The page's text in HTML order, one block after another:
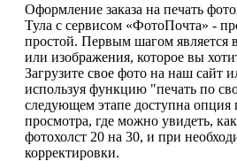
Оформление заказа на печать
Тула с сервисом «ФотоПочта» -
простой. Первым шагом является
или изображения, которое вы
Загрузите свое фото на наш сайт
используя функцию "печать по
следующем этапе доступна опция
просмотра, где можно увидеть,
фотохолст 20 на 30, и при
корректировки.